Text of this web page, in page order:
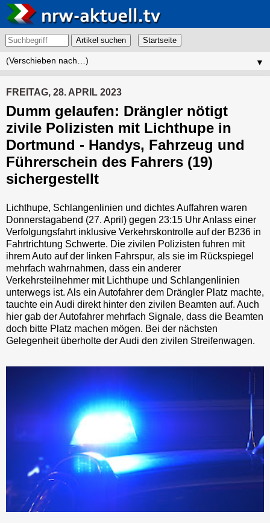
Artikel suchen
▼
FREITAG, 28. APRIL 2023
Dumm gelaufen: Drängler nötigt
zivile Polizisten mit Lichthupe in
Dortmund - Handys, Fahrzeug und
Führerschein des Fahrers (19)
sichergestellt
Lichthupe, Schlangenlinien und dichtes Auffahren waren
Donnerstagabend (27. April) gegen 23:15 Uhr Anlass einer
Verfolgungsfahrt inklusive Verkehrskontrolle auf der B236 in
Fahrtrichtung Schwerte. Die zivilen Polizisten fuhren mit
ihrem Auto auf der linken Fahrspur, als sie im Rückspiegel
mehrfach wahrnahmen, dass ein anderer
Verkehrsteilnehmer mit Lichthupe und Schlangenlinien
unterwegs ist. Als ein Autofahrer dem Drängler Platz machte,
tauchte ein Audi direkt hinter den zivilen Beamten auf. Auch
hier gab der Autofahrer mehrfach Signale, dass die Beamten
doch bitte Platz machen mögen. Bei der nächsten
Gelegenheit überholte der Audi den zivilen Streifenwagen.